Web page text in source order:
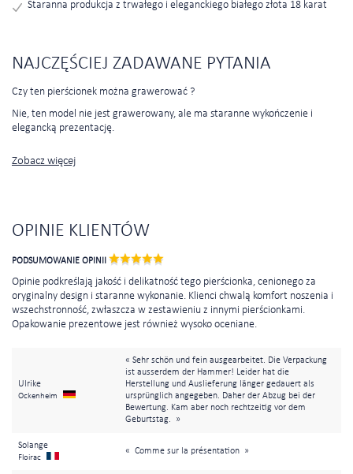
Staranna produkcja z trwałego i eleganckiego białego złota 18 karat
NAJCZĘŚCIEJ ZADAWANE PYTANIA
Czy ten pierścionek można grawerować ?
Nie, ten model nie jest grawerowany, ale ma staranne wykończenie i
elegancką prezentację.
Zobacz więcej
OPINIE KLIENTÓW
PODSUMOWANIE OPINII
Opinie podkreślają jakość i delikatność tego pierścionka, cenionego za
oryginalny design i staranne wykonanie. Klienci chwalą komfort noszenia i
wszechstronność, zwłaszcza w zestawieniu z innymi pierścionkami.
Opakowanie prezentowe jest również wysoko oceniane.
Ulrike
Ockenheim
« Sehr schön und fein ausgearbeitet. Die Verpackung
ist ausserdem der Hammer! Leider hat die
Herstellung und Auslieferung länger gedauert als
ursprünglich angegeben. Daher der Abzug bei der
Bewertung. Kam aber noch rechtzeitig vor dem
Geburtstag. »
Solange
Floirac
« Comme sur la présentation »